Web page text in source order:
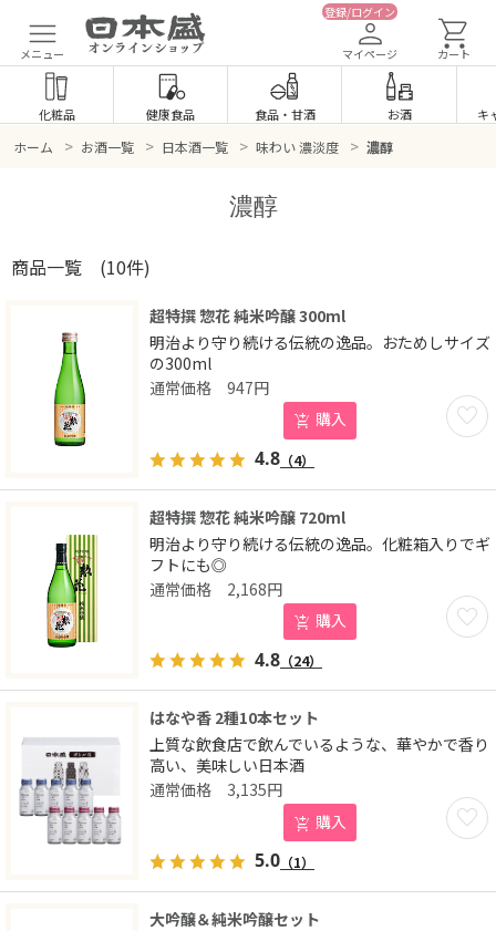
メニュー
登録/ログイン
マイページ カート
化粧品 健康食品 食品・ 甘酒 お酒 キ
ホーム > お酒一覧 > 日本酒一覧 > 味わい 濃淡度 > 濃醇
濃醇
商品一覧 (10件)
超特撰 惣花 純米吟醸 300ml
明治より守り続ける伝統の逸品。おためしサイズ
の300ml
お気
947円
購入
4.8 （4）
超特撰 惣花 純米吟醸 720ml
明治より守り続ける伝統の逸品。化粧箱入りでギ
フトにも◎
お気
2,168円
購入
4.8 （24）
はなや香 2種10本セット
上質な飲食店で飲んでいるような、華やかで香り
高い、美味しい日本酒
お気
3,135円
購入
5.0 （1）
大吟醸＆純米吟醸セット